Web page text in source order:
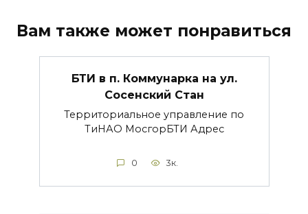
Вам также может понравиться
БТИ в п. Коммунарка на ул.
Сосенский Стан
Территориальное управление по
ТиНАО МосгорБТИ Адрес
0 3к.